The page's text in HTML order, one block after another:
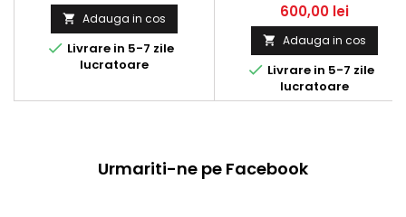
 Adauga in cos
 Livrare in 5-7 zile
lucratoare
600,00 lei
 Adauga in cos
 Livrare in 5-7 zile
lucratoare
Urmariti-ne pe Facebook